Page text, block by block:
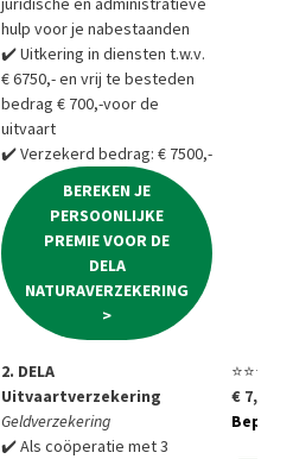
hulp voor je nabestaanden
✔️ Uitkering in diensten t.w.v.
€ 6750,- en vrij te besteden
bedrag € 700,-voor de
uitvaart
✔️ Verzekerd bedrag: € 7500,-
BEREKEN JE
PERSOONLIJKE
PREMIE VOOR DE
DELA
NATURAVERZEKERING
>
2. DELA
Uitvaartverzekering
Geldverzekering
✔️ Als coöperatie met 3
⭐⭐⭐⭐⭐
€ 7,85
Bepaal